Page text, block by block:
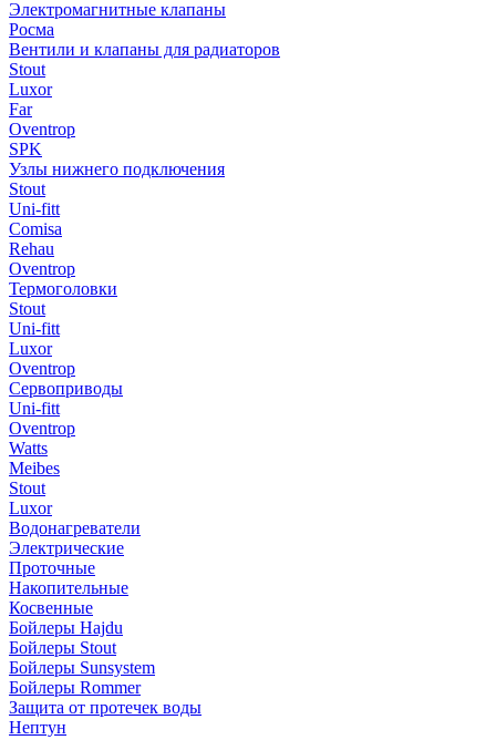
Электромагнитные клапаны
Росма
Вентили и клапаны для радиаторов
Stout
Luxor
Far
Oventrop
SPK
Узлы нижнего подключения
Stout
Uni-fitt
Comisa
Rehau
Oventrop
Термоголовки
Stout
Uni-fitt
Luxor
Oventrop
Сервоприводы
Uni-fitt
Oventrop
Watts
Meibes
Stout
Luxor
Водонагреватели
Электрические
Проточные
Накопительные
Косвенные
Бойлеры Hajdu
Бойлеры Stout
Бойлеры Sunsystem
Бойлеры Rommer
Защита от протечек воды
Нептун